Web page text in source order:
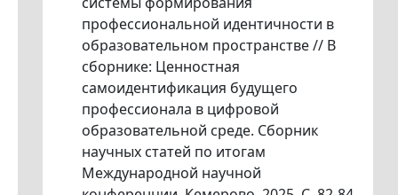
профессиональной идентичности в
образовательном пространстве // В
сборнике: Ценностная
самоидентификация будущего
профессионала в цифровой
образовательной среде. Сборник
научных статей по итогам
Международной научной